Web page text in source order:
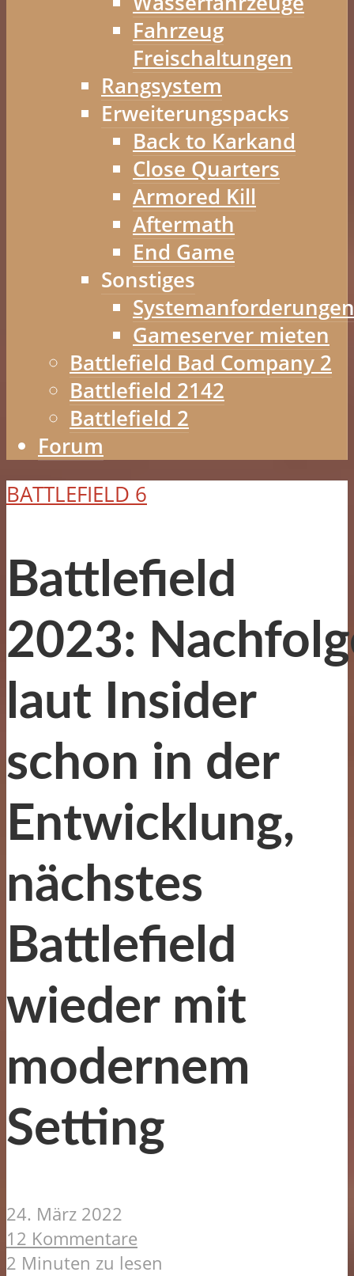
Fahrzeug
Freischaltungen
Rangsystem
Erweiterungspacks
Back to Karkand
Close Quarters
Armored Kill
Aftermath
End Game
Sonstiges
Systemanforderungen
Gameserver mieten
Battlefield Bad Company 2
Battlefield 2142
Battlefield 2
Forum
BATTLEFIELD 6
Battlefield
2023:
laut Insider
schon in der
Entwicklung,
nächstes
Battlefield
wieder mit
modernem
Setting
24. März 2022
12 Kommentare
2 Minuten zu lesen